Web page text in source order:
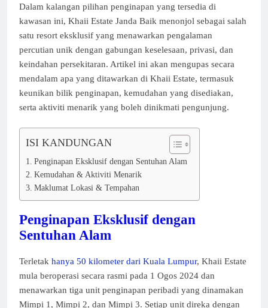
Dalam kalangan pilihan penginapan yang tersedia di
kawasan ini, Khaii Estate Janda Baik menonjol sebagai salah
satu resort eksklusif yang menawarkan pengalaman
percutian unik dengan gabungan keselesaan, privasi, dan
keindahan persekitaran. Artikel ini akan mengupas secara
mendalam apa yang ditawarkan di Khaii Estate, termasuk
keunikan bilik penginapan, kemudahan yang disediakan,
serta aktiviti menarik yang boleh dinikmati pengunjung.
ISI KANDUNGAN
Penginapan Eksklusif dengan Sentuhan Alam
Kemudahan & Aktiviti Menarik
Maklumat Lokasi & Tempahan
Penginapan Eksklusif dengan
Sentuhan Alam
Terletak hanya 50 kilometer dari Kuala Lumpur, Khaii Estate
mula beroperasi secara rasmi pada 1 Ogos 2024 dan
menawarkan tiga unit penginapan peribadi yang dinamakan
Mimpi 1, Mimpi 2, dan Mimpi 3. Setiap unit direka dengan